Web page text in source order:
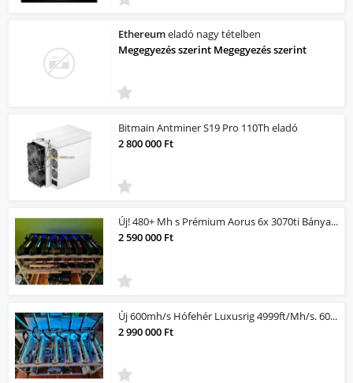
Ethereumeladó nagy tételben
Megegyezés szerint Megegyezés szerint
Bitmain Antminer S19 Pro 110Th eladó
2 800 000 Ft
Új! 480+ Mh s Prémium Aorus 6x 3070ti Bányagép 4+ év garanciával! kulcsrakész
2 590 000 Ft
Új 600mh/s Hófehér Luxusrig 4999ft/Mh/s. 600+ Bányagép 3+ év garanciával! 6x3080...
2 990 000 Ft